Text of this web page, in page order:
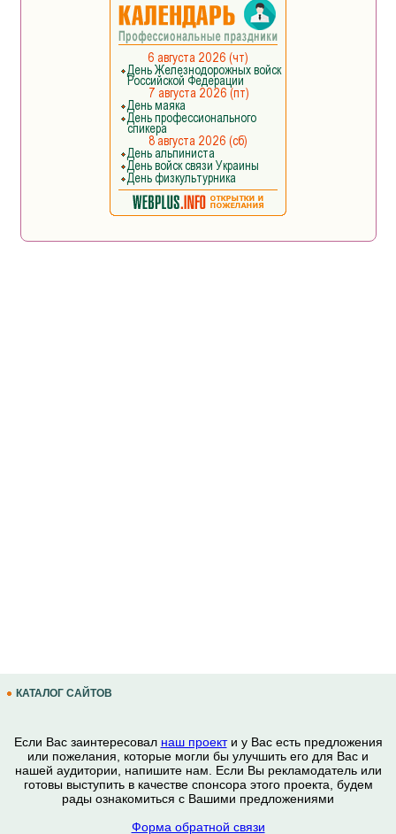
КАТАЛОГ САЙТОВ
Если Вас заинтересовал наш проекти у Вас есть предложения
или пожелания, которые могли бы улучшить его для Вас и
нашей аудитории, напишите нам. Если Вы рекламодатель или
готовы выступить в качестве спонсора этого проекта, будем
рады ознакомиться с Вашими предложениями
Форма обратной связи